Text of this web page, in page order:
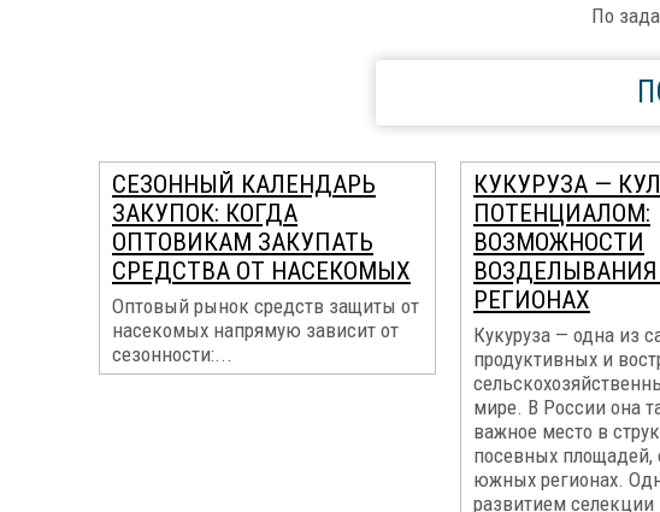
По
СЕЗОННЫЙ КАЛЕНДАРЬ
ЗАКУПОК: КОГДА
ОПТОВИКАМ ЗАКУПАТЬ
СРЕДСТВА ОТ НАСЕКОМЫХ
Оптовый рынок средств защиты от
насекомых напрямую зависит от
сезонности:...
КУКУРУЗА —
ПОТЕНЦИАЛОМ:
ВОЗМОЖНОСТИ
РЕГИОНАХ
Кукуруза — одна из
продуктивных и
мире. В России она
важное место в
посевных площадей,
южных регионах.
развитием селекции